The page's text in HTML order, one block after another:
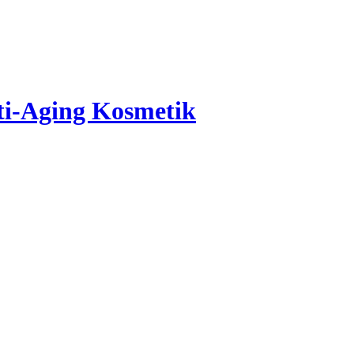
Aging Kosmetik